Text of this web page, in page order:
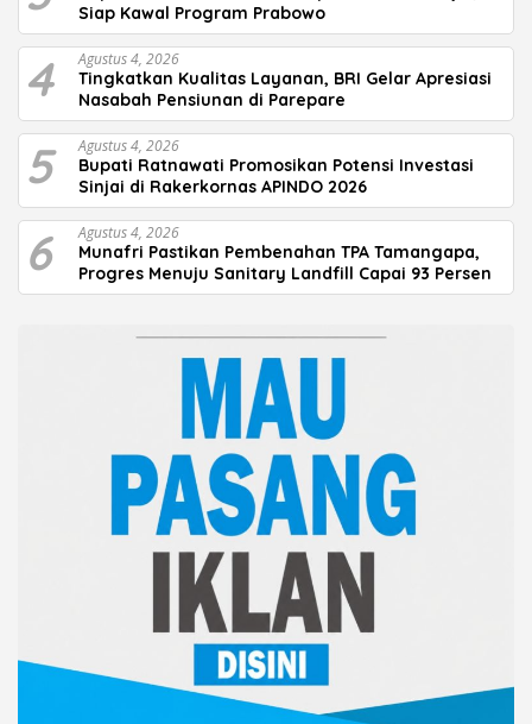
Siap Kawal Program Prabowo
4 Agustus 4, 2026
Tingkatkan Kualitas Layanan, BRI Gelar Apresiasi
Nasabah Pensiunan di Parepare
5 Agustus 4, 2026
Bupati Ratnawati Promosikan Potensi Investasi
Sinjai di Rakerkornas APINDO 2026
6 Agustus 4, 2026
Munafri Pastikan Pembenahan TPA Tamangapa,
Progres Menuju Sanitary Landfill Capai 93 Persen